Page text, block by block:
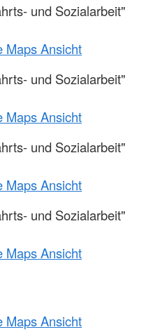
und Sozialarbeit"
Maps Ansicht
und Sozialarbeit"
Maps Ansicht
und Sozialarbeit"
Maps Ansicht
und Sozialarbeit"
Maps Ansicht
Maps Ansicht